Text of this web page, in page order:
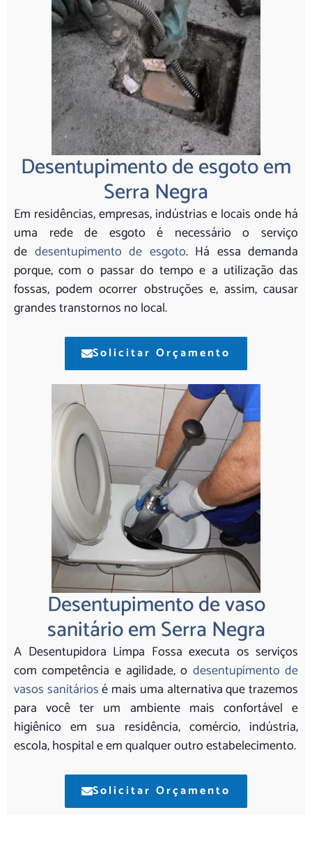
Desentupimento de esgoto em
Serra Negra
Em residências, empresas, indústrias e locais onde há
uma rede de esgoto é necessário o serviço
de desentupimento de esgoto. Há essa demanda
porque, com o passar do tempo e a utilização das
fossas, podem ocorrer obstruções e, assim, causar
grandes transtornos no local.
Solicitar Orçamento
Desentupimento de vaso
sanitário em Serra Negra
A Desentupidora Limpa Fossa executa os serviços
com competência e agilidade, o desentupimento de
vasos sanitáriosé mais uma alternativa que trazemos
para você ter um ambiente mais confortável e
higiênico em sua residência, comércio, indústria,
escola, hospital e em qualquer outro estabelecimento.
Solicitar Orçamento